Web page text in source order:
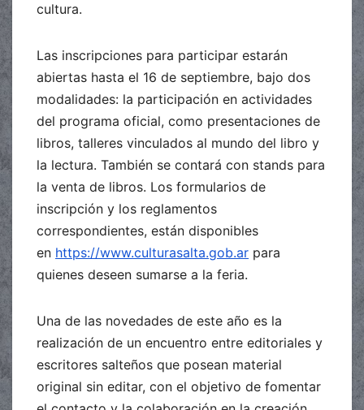
cultura.
Las inscripciones para participar estarán
abiertas hasta el 16 de septiembre, bajo dos
modalidades: la participación en actividades
del programa oficial, como presentaciones de
libros, talleres vinculados al mundo del libro y
la lectura. También se contará con stands para
la venta de libros. Los formularios de
inscripción y los reglamentos
correspondientes, están disponibles
en https://www.culturasalta.gob.ar para
quienes deseen sumarse a la feria.
Una de las novedades de este año es la
realización de un encuentro entre editoriales y
escritores salteños que posean material
original sin editar, con el objetivo de fomentar